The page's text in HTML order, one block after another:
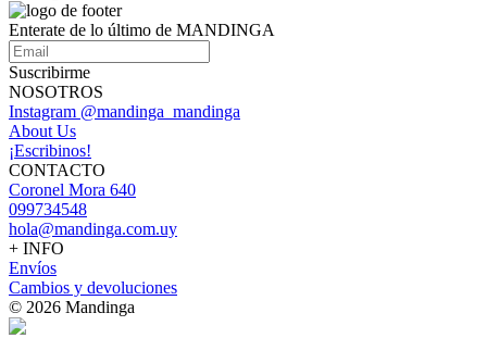
Enterate de lo último de MANDINGA
Suscribirme
NOSOTROS
Instagram @mandinga_mandinga
About Us
¡Escribinos!
CONTACTO
Coronel Mora 640
099734548
hola@mandinga.com.uy
+ INFO
Envíos
Cambios y devoluciones
© 2026 Mandinga